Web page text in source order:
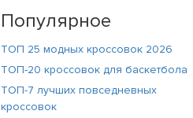
Популярное
ТОП 25 модных кроссовок 2026
ТОП-20 кроссовок для баскетбола
ТОП-7 лучших повседневных
кроссовок